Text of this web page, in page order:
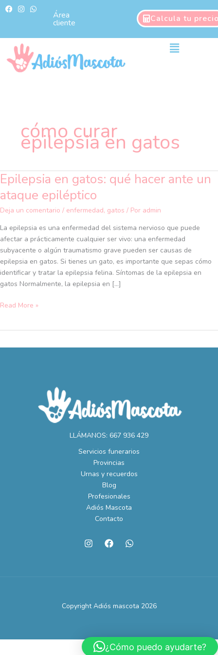
F
a
b
k
I
n
a
g
a
m
W
h
s
p
p
Área
cliente Calcula tu
Main
cómo curar
epilepsia en gatos
Epilepsia en gatos: qué hacer ante un
ataque epiléptico
Deja un comentario / enfermedad, gatos / Por admin
La epilepsia es una enfermedad del sistema nervioso que puede
afectar a prácticamente cualquier ser vivo: una enfermedad
subyacente o algún traumatismo grave pueden ser causas de
epilepsia en gatos. Si tienes un gato, es importante que sepas cómo
identificar y tratar la epilepsia felina. Síntomas de la epilepsia en
gatos Normalmente, la epilepsia en […]
Epilepsia
gatos:
qué
ante
un
ataque
epiléptico
Read More »
LLÁMANOS: 667 936 429
Servicios funerarios
Provincias
Urnas y recuerdos
Blog
Profesionales
Adiós Mascota
Contacto
Copyright Adiós mascota 2026
¿Cómo puedo ayudarte?